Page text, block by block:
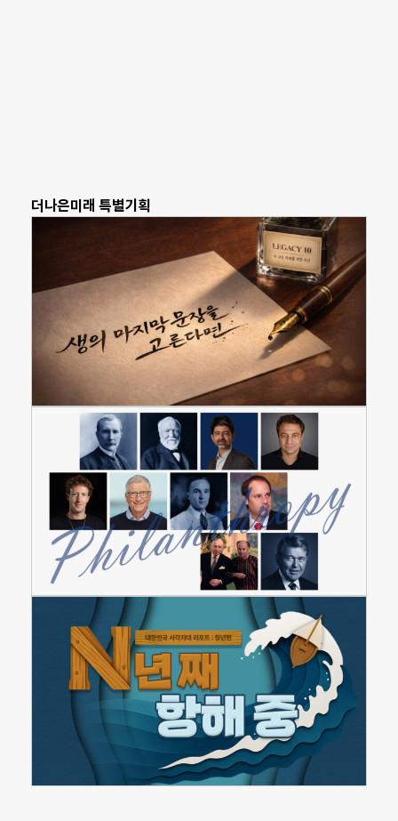
더나은미래 특별기획